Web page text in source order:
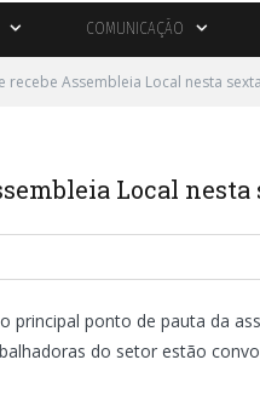
COMUNICAÇÃO
recebe Assembleia Local nesta
Local nesta
principal ponto de pauta da
do setor estão